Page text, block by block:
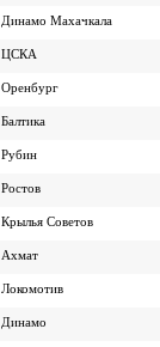
Динамо Махачкала
ЦСКА
Оренбург
Балтика
Рубин
Ростов
Крылья Советов
Ахмат
Локомотив
Динамо